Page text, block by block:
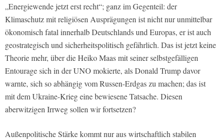
„Energiewende jetzt erst recht“; ganz im Gegenteil: der
Klimaschutz mit religiösen Ausprägungen ist nicht nur unmittelbar
ökonomisch fatal innerhalb Deutschlands und Europas, er ist auch
geostrategisch und sicherheitspolitisch gefährlich. Das ist jetzt keine
Theorie mehr, über die Heiko Maas mit seiner selbstgefälligen
Entourage sich in der UNO mokierte, als Donald Trump davor
warnte, sich so abhängig vom Russen-Erdgas zu machen; das ist
mit dem Ukraine-Krieg eine bewiesene Tatsache. Diesen
aberwitzigen Irrweg sollen wir fortsetzen?
Außenpolitische Stärke kommt nur aus wirtschaftlich stabilen